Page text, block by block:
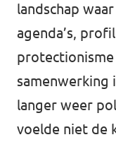
landschap
agenda’s,
protectionisme
samenwerking
langer weer
voelde niet de